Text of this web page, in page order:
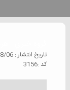
تاريخ انتشار :00:11
كد :3156